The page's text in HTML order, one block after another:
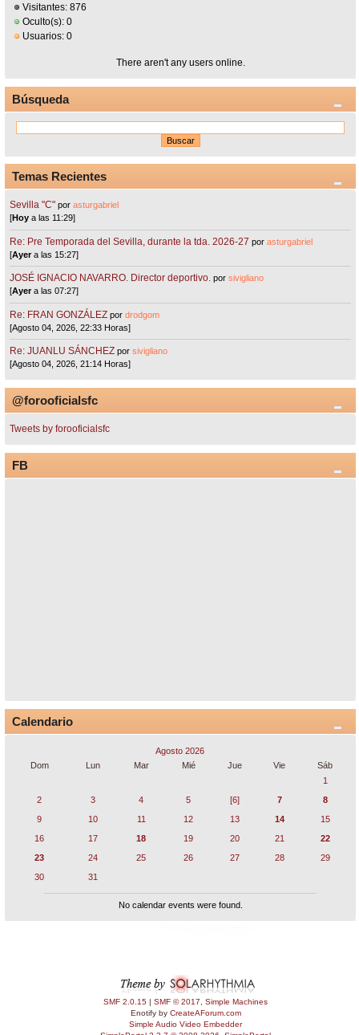
Visitantes: 876
Oculto(s): 0
Usuarios: 0
There aren't any users online.
Búsqueda
Temas Recientes
Sevilla "C"porasturgabriel
[Hoy a las 11:29]
Re: Pre Temporada del Sevilla, durante la tda. 2026-27 porasturgabriel
[Ayera las 15:27]
JOSÉ IGNACIO NAVARRO. Director deportivo. porsivigliano
[Ayera las 07:27]
Re: FRAN GONZÁLEZ pordrodgom
[Agosto 04, 2026, 22:33 Horas]
Re: JUANLU SÁNCHEZ porsivigliano
[Agosto 04, 2026, 21:14 Horas]
@forooficialsfc
Tweets by forooficialsfc
FB
Calendario
Agosto 2026
Dom
Lun Mar Mié Jue Vie
Sáb
1
2
3 4 5 [6] 7
8
9
10 11 12 13 14
15
16
17 18 19 20 21
22
23
24 25 26 27 28
29
30
31
No calendar events were found.
SMF 2.0.15 | SMF © 2017
Simple Machines
Enotify by CreateAForum.com
Simple Audio Video Embedder